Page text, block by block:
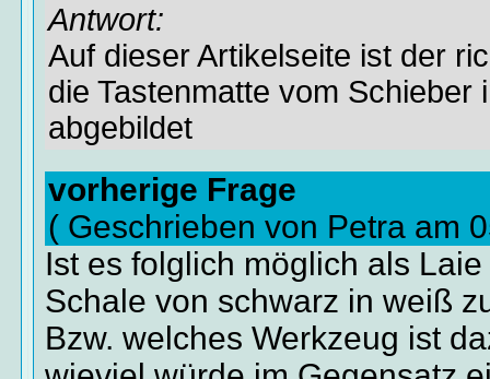
Antwort:
Auf dieser Artikelseite ist der
die Tastenmatte vom Schieber
abgebildet
vorherige Frage
( Geschrieben von Petra am
Ist es folglich möglich als
Schale von schwarz in weiß
Bzw. welches Werkzeug ist